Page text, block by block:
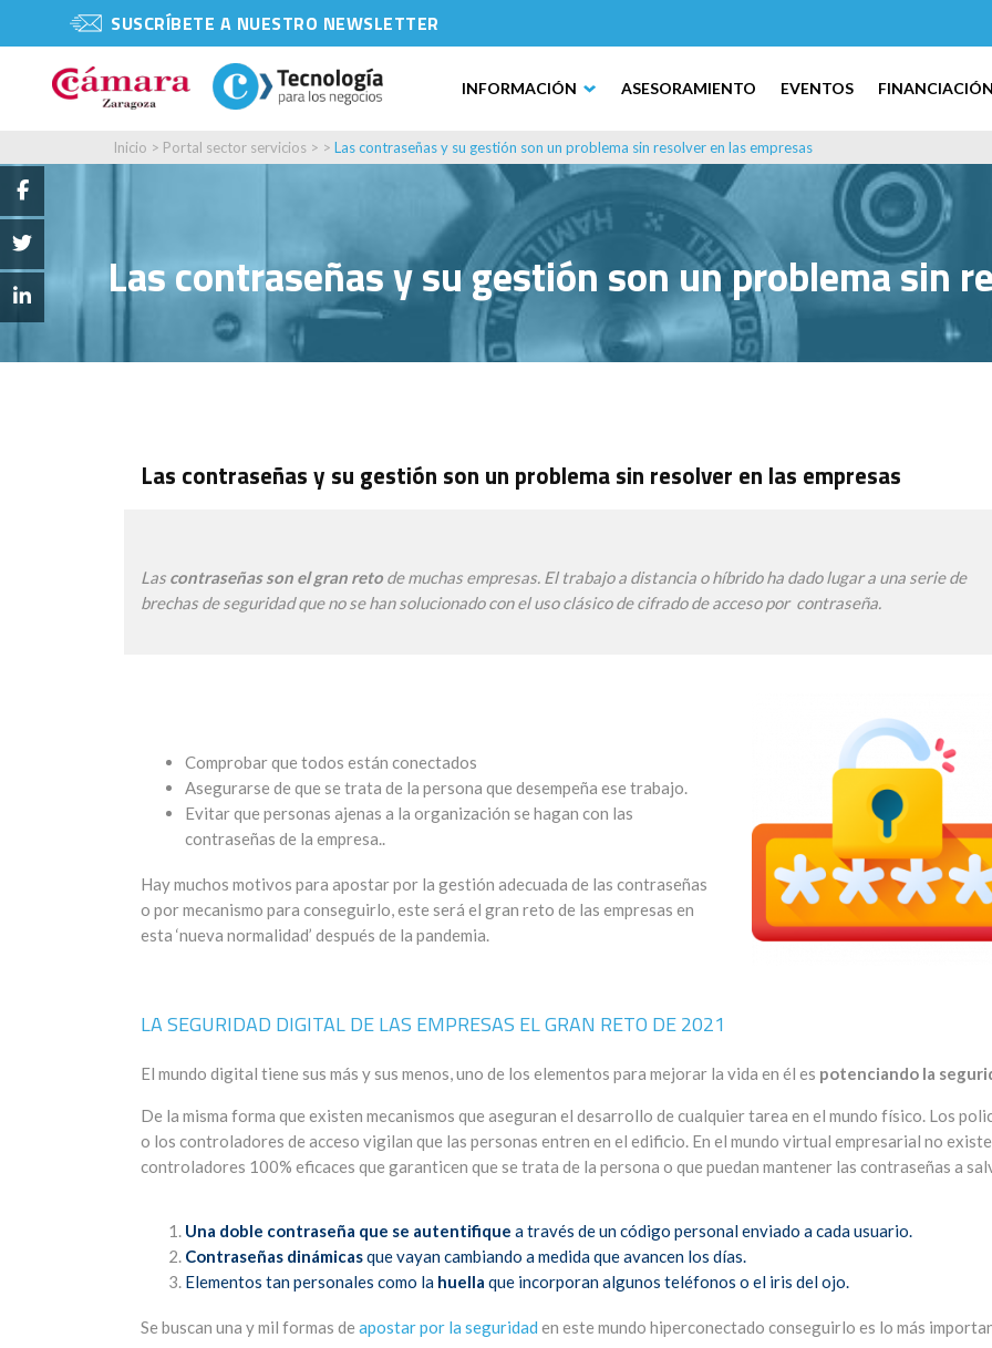
SUSCRÍBETE A NUESTRO NEWSLETTER
INFORMACIÓN ASESORAMIENTO EVENTOS FINANCIACIÓN
Inicio > Portal sector servicios > > Las contraseñas y su gestión son un problema sin resolver en las empresas
Las contraseñas y su gestión son un problema sin
Las contraseñas y su gestión son un problema sin resolver en las empresas
Las contraseñas son el gran reto de muchas empresas. El trabajo a distancia o híbrido ha dado lugar a una serie de
brechas de seguridad que no se han solucionado con el uso clásico de cifrado de acceso por contraseña.
Comprobar que todos están conectados
Asegurarse de que se trata de la persona que desempeña ese trabajo.
Evitar que personas ajenas a la organización se hagan con las
contraseñas de la empresa..
Hay muchos motivos para apostar por la gestión adecuada de las contraseñas
o por mecanismo para conseguirlo, este será el gran reto de las empresas en
esta ‘nueva normalidad’ después de la pandemia.
LA SEGURIDAD DIGITAL DE LAS EMPRESAS EL GRAN RETO DE 2021
El mundo digital tiene sus más y sus menos, uno de los elementos para mejorar la vida en él es potenciando la
De la misma forma que existen mecanismos que aseguran el desarrollo de cualquier tarea en el mundo físico. Los
o los controladores de acceso vigilan que las personas entren en el edificio. En el mundo virtual empresarial no
controladores 100% eficaces que garanticen que se trata de la persona o que puedan mantener las contraseñas a
Una doble contraseña que se autentifique a través de un código personal enviado a cada usuario.
Contraseñas dinámicasque vayan cambiando a medida que avancen los días.
Elementos tan personales como la huella que incorporan algunos teléfonos o el iris del ojo.
Se buscan una y mil formas de apostar por la seguridad en este mundo hiperconectado conseguirlo es lo más